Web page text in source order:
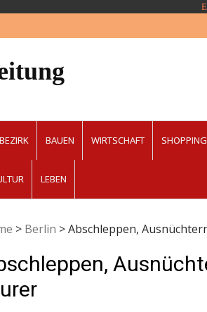
BEZIRK BAUEN WIRTSCHAFT SHOPPING
LEBEN
> Berlin >Abschleppen,